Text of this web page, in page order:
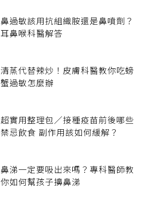
鼻過敏該用抗組織胺還是鼻噴劑？
耳鼻喉科醫解答
清蒸代替辣炒！皮膚科醫教你吃螃
蟹過敏怎麼辦
超實用整理包／接種疫苗前後哪些
禁忌飲食 副作用該如何緩解？
鼻涕一定要吸出來嗎？專科醫師教
你如何幫孩子擤鼻涕